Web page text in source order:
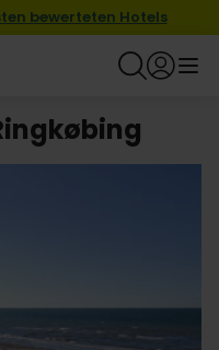
bewerteten Hotels